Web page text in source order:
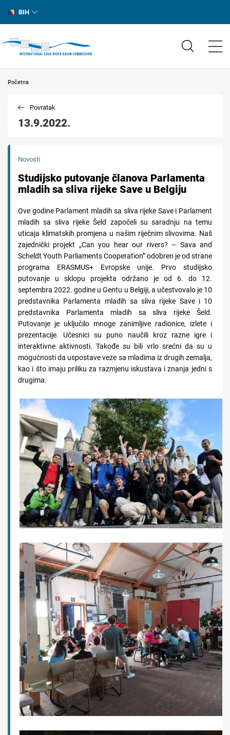
BIH
Početna
13.9.2022.
Povratak
Novosti
Studijsko putovanje članova Parlamenta
mladih sa sliva rijeke Save u Belgiju
Ove godine Parlament mladih sa sliva rijeke Save i Parlament
mladih sa sliva rijeke Šeld započeli su saradnju na temu
uticaja klimatskih promjena u našim riječnim slivovima. Naš
zajednički projekt „Can you hear our rivers? – Sava and
Scheldt Youth Parliaments Cooperation” odobren je od strane
programa ERASMUS+ Evropske unije. Prvo studijsko
putovanje u sklopu projekta održano je od 6. do 12.
septembra 2022. godine u Gentu u Belgiji, a učestvovalo je 10
predstavnika Parlamenta mladih sa sliva rijeke Save i 10
predstavnika Parlamenta mladih sa sliva rijeke Šeld.
Putovanje je uključilo mnoge zanimljive radionice, izlete i
prezentacije. Učesnici su puno naučili kroz razne igre i
interaktivne aktivnosti. Takođe su bili vrlo srećni da su u
mogućnosti da uspostave veze sa mladima iz drugih zemalja,
kao i što imaju priliku za razmjenu iskustava i znanja jedni s
drugima.